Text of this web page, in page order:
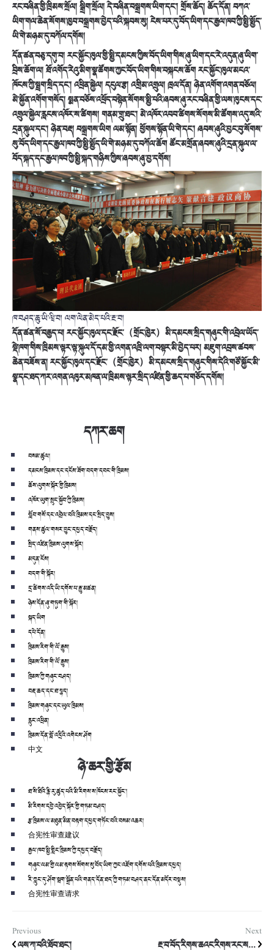
རང་བཞིན་གྱི་ཁྲིམས་སྲོལ། སྒྲིག་སྲོལ། དེ་བཞིན་བསྒྲགས་ཡིག་དང་། གྲོས་ཆོད། ཆོད་དོན། བཀའ་
ཡིག་གལ་ཆེན་སོགས་ཁྱབ་བསྒྲགས་བྱེད་པའི་སྐབས་སུ། ངེས་པར་དུ་བོད་ཡིག་དང་རྒྱལ་ཁབ་ཀྱི་སྤྱི་སྤྱོད་
ཡི་གེ་མཉམ་དུ་བཀོལ་དགོས།
དོན་ཚན་བཅུ་དགུ་བ། རང་སྐྱོང་ཁུལ་གྱི་སྤྱི་དམངས་ཀྱིས་བོད་ཡིག་གིས་ཞུ་ཡིག་དང་རེ་འདུན་ཞུ་ཡིག་
བྲིས་ཆོག་ལ། ཐོ་འགོད་རེའུ་མིག་སྣ་ཚོགས་ཀྱང་བོད་ཡིག་གིས་བསྐངས་ཆོག རང་སྐྱོང་ཁུལ་མངའ་
ཁོངས་ཀྱི་སྦྲག་སྲིད་དང་། འཕྲིན་སྐྱེལ། དངུལ་རྩ། འགྲིམ་འགྲུལ། ཁྲལ་དོན། ཉེན་འགོག་འགན་བཅོལ།
མེ་སྐྱོན་འགོག་གསོད། སྨན་བཅོས་འཕྲོད་བསྟེན་སོགས་སྤྱི་པའི་ཞབས་ཞུ་རང་བཞིན་གྱི་ལས་ཁུངས་དང་
འགྲུལ་སྐྱེལ་རླངས་འཁོར་ས་ཚིགས། གནམ་གྲུ་ཐང་། མེ་འཁོར་འབབ་ཚིགས་སོགས་མི་ཚོགས་འདུ་སའི་
དྲན་སྐུལ་དང་། ཉེན་བརྡ། བསྒྲགས་ཡིག ལམ་སྟོན། ཕྱོགས་སྟོན་ཡི་གེ་དང་། ཞབས་ཞུའི་བྱང་བུ་སོགས་
སུ་བོད་ཡིག་དང་རྒྱལ་ཁབ་ཀྱི་སྤྱི་སྤྱོད་ཡི་གེ་མཉམ་དུ་བཀོལ་ཆོག ཚོང་མགྲོན་ཞབས་ཞུའི་དྲན་སྐུལ་ལ་
བོད་སྐད་དང་རྒྱལ་ཁབ་ཀྱི་སྤྱི་སྐད་གཉིས་ཀྱིས་ཞབས་ཞུ་བྱ་དགོས།
ཁ་བཤད་ཆུ་ཡི་ཝི་བ། ལག་ལེན་མེད་པའི་རྔ་བ།
དོན་ཚན་སོ་བརྒྱད་པ། རང་སྐྱོང་ཁུལ་དང་རྫོང་（གྲོང་ཁྱེར）མི་དམངས་སྲིད་གཞུང་གི་འབྲེལ་ཡོད་
སྡེ་ཁག་གིས་ཁྲིམས་ལྟར་ལྟ་སྐུལ་དོ་དམ་གྱི་འགན་འཁྲི་ལག་བསྟར་མི་བྱེད་པར། མཇུག་འབྲས་ཚབས་
ཆེན་བཟོས་ན། རང་སྐྱོང་ཁུལ་དང་རྫོང་（གྲོང་ཁྱེར）མི་དམངས་སྲིད་གཞུང་གིས་དེའི་གཙོ་སྐྱོང་མི་
སྣ་དང་ཐད་ཀར་འགན་འཁུར་མཁན་ལ་ཁྲིམས་ལྟར་སྲིད་འཛིན་གྱི་ཆད་པ་གཅོད་དགོས།
དཀར་ཆག
བསམ་ཚུལ།
དམངས་ཁྲིམས་དང་དངོས་ཟོག་བདག་དབང་གི་ཁྲིམས།
ཆོས་ལུགས་སྐོར་གྱི་ཁྲིམས།
འཁོར་ཡུག་སྲུང་སྐྱོབ་ཀྱི་ཁྲིམས།
སློབ་གསོ་དང་འབྲེལ་བའི་ཁྲིམས་དང་སྲིད་བྱུས།
གནས་ཚུལ་གསར་བྱུང་དཔྱད་བརྗོད།
སྲིད་འཛིན་ཁྲིམས་ལུགས་སྐོར།
མདུན་ངོས།
བདག་གི་སྐོར།
དྲ་ཚིགས་འདི་ཡི་དགོས་པ་རྒྱུ་མཚན།
ཉེས་དོན་ཞུ་གཏུག་གི་སྐོར།
སྐད་ཡིག
དཔེ་དོན།
ཁྲིམས་རིག་གི་ལོ་རྒྱུས།
ཁྲིམས་རིག་གི་ལོ་རྒྱུས།
ཁྲིམས་ཀྱི་གཞུང་བཤད།
བརྡ་ཆད་དང་ཐ་སྙད།
ཁྲིམས་གཞུང་དང་ཡུལ་ཁྲིམས།
རླུང་འཕྲིན།
ཁྲིམས་དོན་བློ་འདྲིའི་འགེངས་ཤོག
中文
ཉེ་ཆར་གྱི་རྩོམ
ཐ་སི་ཐིའི་རྙི་རུ་ཚུད་པའི་མི་རིགས་ས་ཁོངས་རང་སྐྱོང་།
མི་རིགས་དབྱེ་འབྱེད་སྐོར་གྱི་གཏམ་བཤད།
རྩ་ཁྲིམས་ལ་མཐུན་མིན་བརྟག་དཔྱད་གཏོང་བའི་བསམ་འཆར།
合宪性审查建议
རྒྱལ་ཁབ་སྤྱི་གླིང་ཁྲིམས་ཀྱི་དཔྱད་བརྗོད།
གཞུང་ལམ་གྱི་ལམ་རྟགས་སོགས་སུ་བོད་ཡིག་ཀྱང་འཇོག་དགོས་པའི་ཁྲིམས་དཔྱད།
རི་ཀླུང་དུ་ཤོག་སྦག་སྒྲོན་པའི་གནད་དོན་ཐད་ཀྱི་གཏམ་བཤད་ནང་དོན་མདོར་བསྡུས།
合宪性审查请求
Previous
ལས་ཀ་བའི་ཐོབ་ཐང་།
Next
རྔ་བ་བོད་རིགས་ཆའང་རིགས་རང་ས...